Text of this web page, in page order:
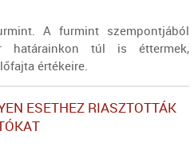
A furmint szempontjából
határainkon túl is éttermek,
értékeire.
ESETHEZ RIASZTOTTÁK